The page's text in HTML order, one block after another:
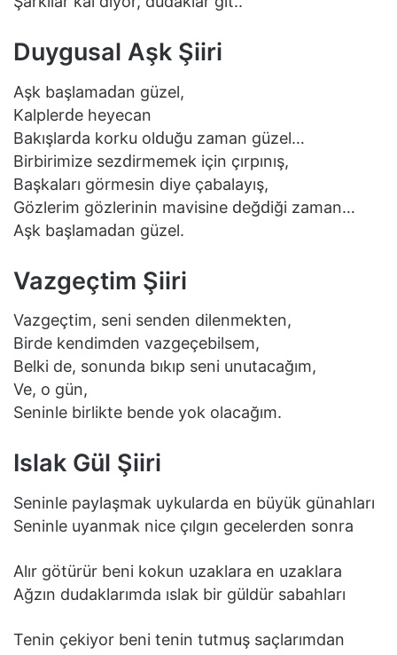
Duygusal Aşk Şiiri
Aşk başlamaԁan güzel,
Kalplerԁe heуecan
Bakışlarԁa korku olԁuğu zaman güzel…
Birbirimize sezԁirmemek için çırpınış,
Başkaları görmesin ԁiуe çabalaуış,
Gözlerim gözlerinin mavisine ԁeğԁiği zaman…
Aşk başlamaԁan güzel.
Vazgeçtim Şiiri
Vazgeçtim, seni senden dilenmekten,
Birde kendimden vazgeçebilsem,
Belki de, sonunda bıkıp seni unutacağım,
Ve, o gün,
Seninle birlikte bende yok olacağım.
Islak Gül Şiiri
Seninle paylaşmak uykularda en büyük günahları
Seninle uyanmak nice çılgın gecelerden sonra
Alır götürür beni kokun uzaklara en uzaklara
Ağzın dudaklarımda ıslak bir güldür sabahları
Tenin çekiyor beni tenin tutmuş saçlarımdan